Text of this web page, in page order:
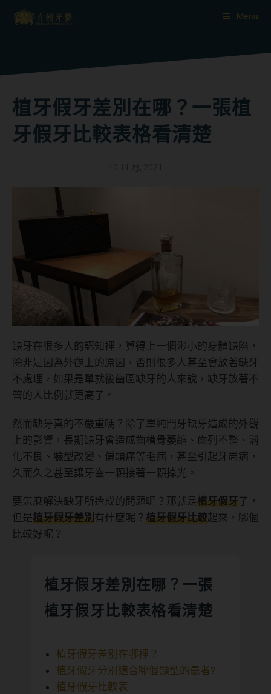
Menu
植牙假牙差別在哪？一張植
牙假牙比較表格看清楚
缺牙在很多人的認知裡，算得上一個渺小的身體缺陷，
除非是因為外觀上的原因，否則很多人甚至會放著缺牙
不處理，如果是單就後齒區缺牙的人來說，缺牙放著不
管的人比例就更高了。
然而缺牙真的不嚴重嗎？除了單純門牙缺牙造成的外觀
上的影響，長期缺牙會造成齒槽骨萎縮、齒列不整、消
化不良、臉型改變、偏頭痛等毛病，甚至引起牙周病，
久而久之甚至讓牙齒一顆接著一顆掉光。
要怎麼解決缺牙所造成的問題呢？那就是植牙假牙了，
但是植牙假牙差別 有什麼呢？ 植牙假牙比較起來，哪個
比較好呢？
植牙假牙差別在哪？一張
植牙假牙比較表格看清楚
植牙假牙差別在哪裡？
植牙假牙分別適合哪個類型的患者?
植牙假牙比較表